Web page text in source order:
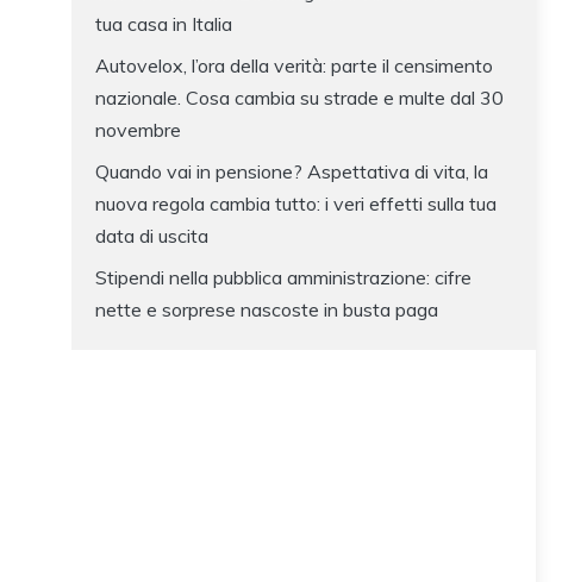
tua casa in Italia
Autovelox, l’ora della verità: parte il censimento
nazionale. Cosa cambia su strade e multe dal 30
novembre
Quando vai in pensione? Aspettativa di vita, la
nuova regola cambia tutto: i veri effetti sulla tua
data di uscita
Stipendi nella pubblica amministrazione: cifre
nette e sorprese nascoste in busta paga